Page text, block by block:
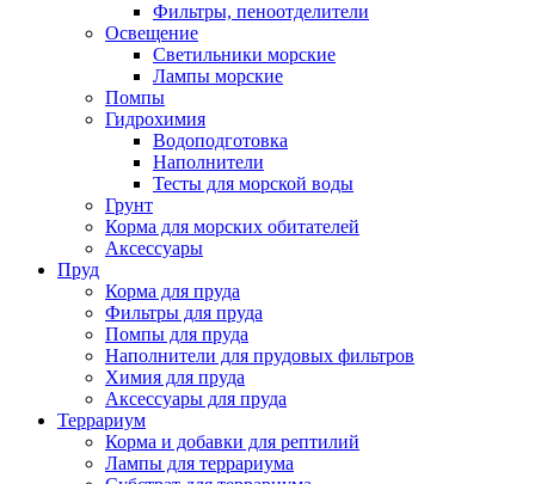
Фильтры, пеноотделители
Освещение
Светильники морские
Лампы морские
Помпы
Гидрохимия
Водоподготовка
Наполнители
Тесты для морской воды
Грунт
Корма для морских обитателей
Аксессуары
Пруд
Корма для пруда
Фильтры для пруда
Помпы для пруда
Наполнители для прудовых фильтров
Химия для пруда
Аксессуары для пруда
Террариум
Корма и добавки для рептилий
Лампы для террариума